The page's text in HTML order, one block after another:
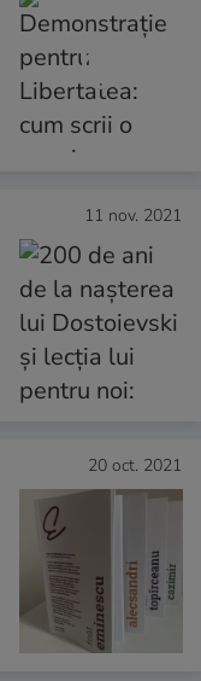
11 nov. 2021
20 oct. 2021